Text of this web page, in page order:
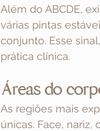
Além do ABCDE,
várias pintas
conjunto. Esse
prática clínica.
Áreas do
As regiões mais
únicas. Face,